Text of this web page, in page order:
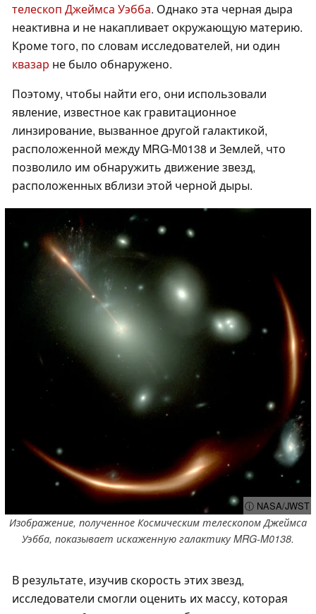
телескоп Джеймса Уэбба. Однако эта черная дыра
неактивна и не накапливает окружающую материю.
Кроме того, по словам исследователей, ни один
квазар не было обнаружено.
Поэтому, чтобы найти его, они использовали
явление, известное как гравитационное
линзирование, вызванное другой галактикой,
расположенной между MRG-M0138 и Землей, что
позволило им обнаружить движение звезд,
расположенных вблизи этой черной дыры.
ⓘ NASA/JWST
Изображение, полученное Космическим телескопом Джеймса
Уэбба, показывает искаженную галактику MRG-M0138.
В результате, изучив скорость этих звезд,
исследователи смогли оценить их массу, которая